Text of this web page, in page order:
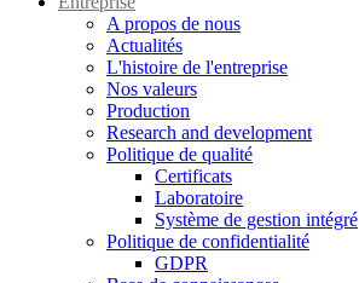
A propos de nous
Actualités
L'histoire de l'entreprise
Nos valeurs
Production
Research and development
Politique de qualité
Certificats
Laboratoire
Système de gestion intégré
Politique de confidentialité
GDPR